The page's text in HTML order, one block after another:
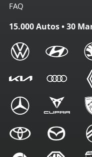
FAQ
15.000 Autos • 30